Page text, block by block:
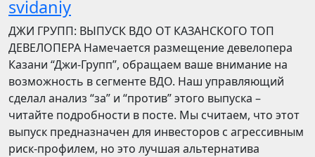
svidaniy
​​ДЖИ ГРУПП: ВЫПУСК ВДО ОТ КАЗАНСКОГО ТОП
ДЕВЕЛОПЕРА Намечается размещение девелопера
Казани “Джи-Групп”, обращаем ваше внимание на
возможность в сегменте ВДО. Наш управляющий
сделал анализ “за” и “против” этого выпуска –
читайте подробности в посте. Мы считаем, что этот
выпуск предназначен для инвесторов с агрессивным
риск-профилем, но это лучшая альтернатива